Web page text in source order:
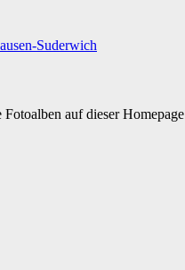
auf dieser Homepage